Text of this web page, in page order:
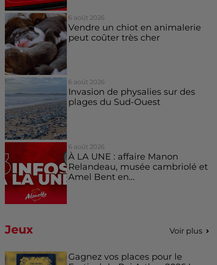
6 août 2026
Vendre un chiot en animalerie
peut coûter très cher
6 août 2026
Invasion de physalies sur des
plages du Sud-Ouest
6 août 2026
À LA UNE : affaire Manon
Relandeau, musée cambriolé et
Amel Bent en...
Jeux Voir plus
Gagnez vos places pour le